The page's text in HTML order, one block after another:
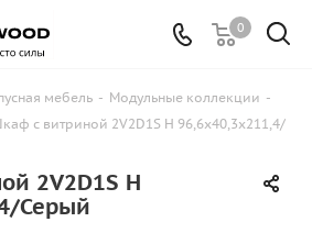
0
мебель - Модульные коллекции -
с витриной 2V2D1S Н 96,6х40,3х211,4/
2V2D1S Н
Серый